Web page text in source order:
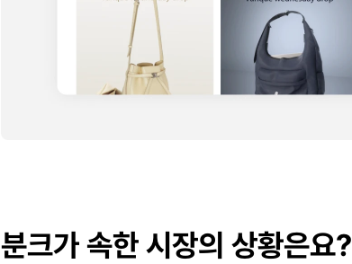
분크가 속한 시장의 상황은요?